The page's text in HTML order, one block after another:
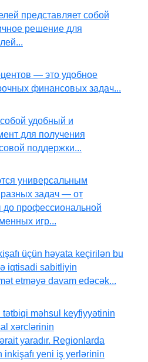
представляет собой
решение для
— это удобное
финансовых задач...
удобный и
для получения
поддержки...
универсальным
задач — от
до профессиональной
игр...
üçün həyata keçirilən bu
iqtisadi sabitliyin
etməyə davam edəcək...
tətbiqi məhsul keyfiyyətinin
xərclərinin
yaradır. Regionlarda
yeni iş yerlərinin